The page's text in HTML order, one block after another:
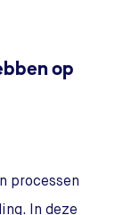
op
processen
In deze